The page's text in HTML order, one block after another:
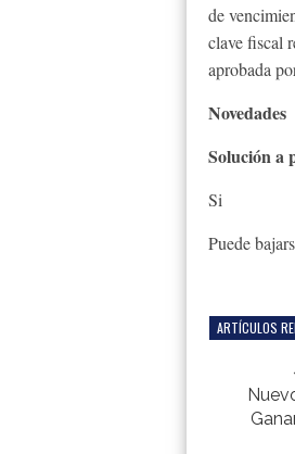
de
clave fiscal
aprobada
Novedades
Solución a
Si
Puede
ARTÍCULOS